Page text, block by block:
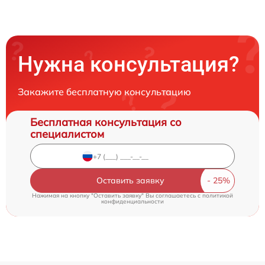
Нужна консультация?
Закажите бесплатную консультацию
Бесплатная консультация со
специалистом
Оставить заявку
Нажимая на кнопку "Оставить заявку" Вы соглашаетесь cполитикой
конфиденциальности